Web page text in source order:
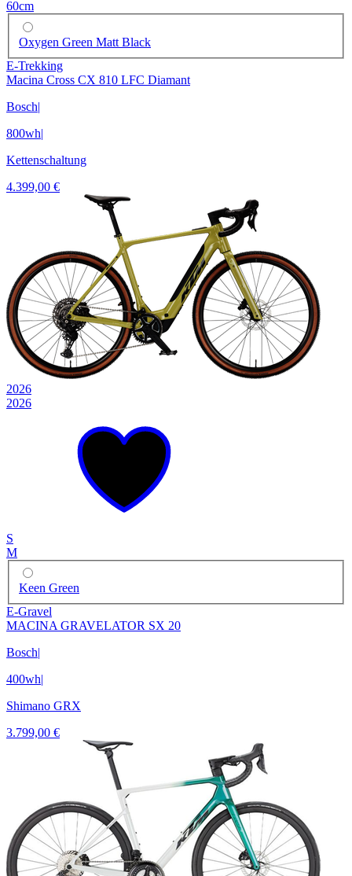
60cm
Oxygen Green Matt Black
E-Trekking
Macina Cross CX 810 LFC Diamant
Bosch|
800wh|
Kettenschaltung
4.399,00 €
2026
2026
S
M
Keen Green
E-Gravel
MACINA GRAVELATOR SX 20
Bosch|
400wh|
Shimano GRX
3.799,00 €